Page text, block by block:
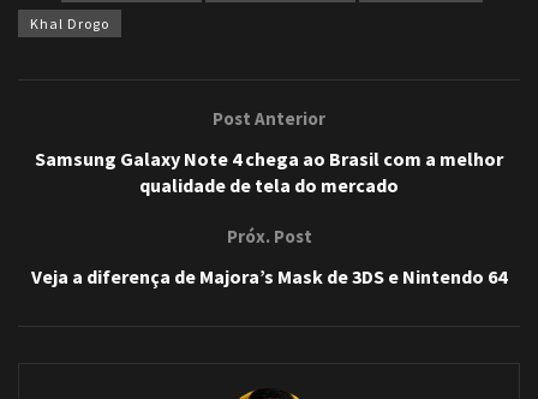
Khal Drogo
Post Anterior
Samsung Galaxy Note 4 chega ao Brasil com a melhor
qualidade de tela do mercado
Próx. Post
Veja a diferença de Majora’s Mask de 3DS e Nintendo 64